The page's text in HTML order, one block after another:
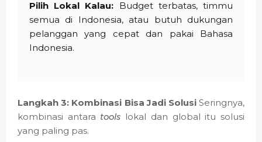
Pilih Lokal Kalau: Budget terbatas, timmu
semua di Indonesia, atau butuh dukungan
pelanggan yang cepat dan pakai Bahasa
Indonesia.
Langkah 3: Kombinasi Bisa Jadi SolusiSeringnya,
kombinasi antara tools lokal dan global itu solusi
yang paling pas.